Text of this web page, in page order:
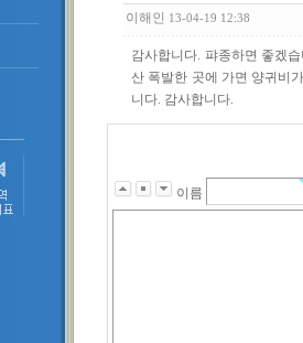
이해인 13-04-19 12:38
감사합니다. 퍄종하면 좋겠
산 폭발한 곳에 가면 양귀비
니다. 감사합니다.
이름